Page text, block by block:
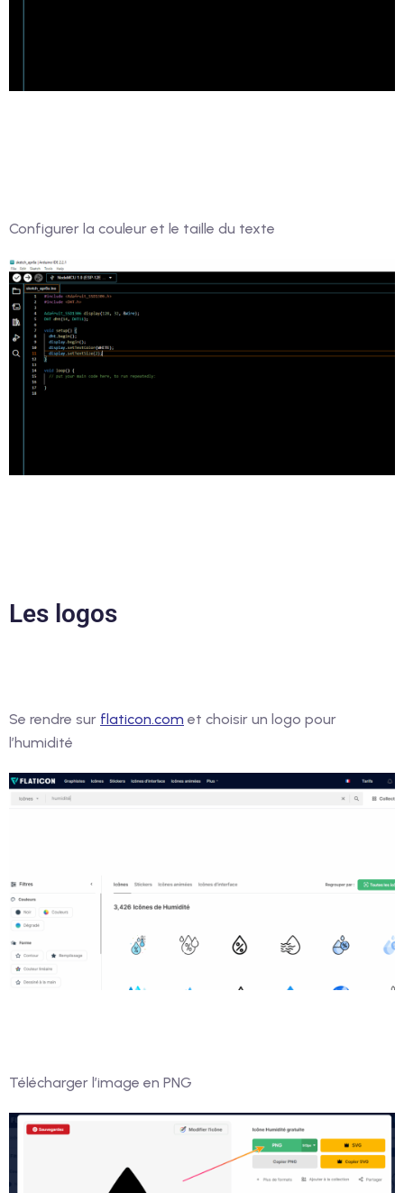
Configurer la couleur et le taille du texte
Les logos
Se rendre sur flaticon.com et choisir un logo pour
l’humidité
Télécharger l’image en PNG